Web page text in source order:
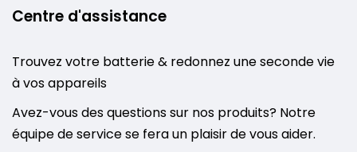
Centre d'assistance
Trouvez votre batterie & redonnez une seconde vie
à vos appareils
Avez-vous des questions sur nos produits? Notre
équipe de service se fera un plaisir de vous aider.